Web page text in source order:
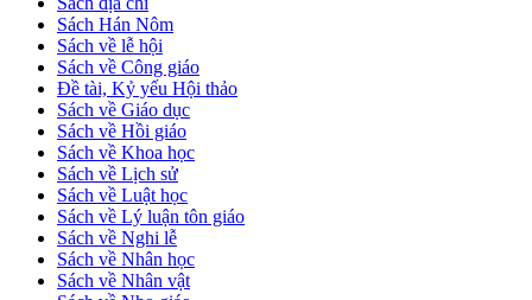
Sách Hán Nôm
Sách về lễ hội
Sách về Công giáo
Đề tài, Kỷ yếu Hội thảo
Sách về Giáo dục
Sách về Hồi giáo
Sách về Khoa học
Sách về Lịch sử
Sách về Luật học
Sách về Lý luận tôn giáo
Sách về Nghi lễ
Sách về Nhân học
Sách về Nhân vật